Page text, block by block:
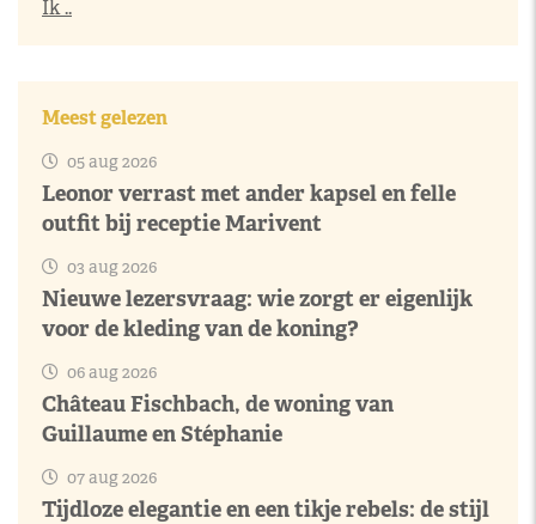
Ik ..
Meest gelezen
05 aug 2026
Leonor verrast met ander kapsel en felle
outfit bij receptie Marivent
03 aug 2026
Nieuwe lezersvraag: wie zorgt er eigenlijk
voor de kleding van de koning?
06 aug 2026
Château Fischbach, de woning van
Guillaume en Stéphanie
07 aug 2026
Tijdloze elegantie en een tikje rebels: de stijl